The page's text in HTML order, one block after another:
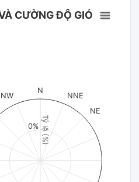
Tỷ lệ (%)
CƯỜNG ĐỘ GIÓ
N
NNE
NE
0%